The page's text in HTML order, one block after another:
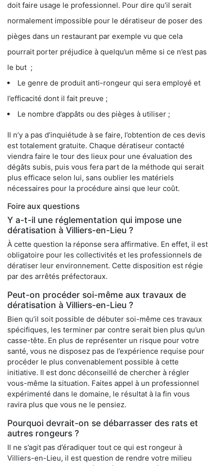
doit faire usage le professionnel. Pour dire qu’il serait
normalement impossible pour le dératiseur de poser des
pièges dans un restaurant par exemple vu que cela
pourrait porter préjudice à quelqu’un même si ce n’est pas
le but ;
Le genre de produit anti-rongeur qui sera employé et
l’efficacité dont il fait preuve ;
Le nombre d’appâts ou des pièges à utiliser ;
Il n’y a pas d’inquiétude à se faire, l’obtention de ces devis
est totalement gratuite. Chaque dératiseur contacté
viendra faire le tour des lieux pour une évaluation des
dégâts subis, puis vous fera part de la méthode qui serait
plus efficace selon lui, sans oublier les matériels
nécessaires pour la procédure ainsi que leur coût.
Foire aux questions
Y a-t-il une réglementation qui impose une
dératisation à Villiers-en-Lieu ?
À cette question la réponse sera affirmative. En effet, il est
obligatoire pour les collectivités et les professionnels de
dératiser leur environnement. Cette disposition est régie
par des arrêtés préfectoraux.
Peut-on procéder soi-même aux travaux de
dératisation à Villiers-en-Lieu ?
Bien qu’il soit possible de débuter soi-même ces travaux
spécifiques, les terminer par contre serait bien plus qu’un
casse-tête. En plus de représenter un risque pour votre
santé, vous ne disposez pas de l’expérience requise pour
procéder le plus convenablement possible à cette
initiative. Il est donc déconseillé de chercher à régler
vous-même la situation. Faites appel à un professionnel
expérimenté dans le domaine, le résultat à la fin vous
ravira plus que vous ne le pensiez.
Pourquoi devrait-on se débarrasser des rats et
autres rongeurs ?
Il ne s’agit pas d’éradiquer tout ce qui est rongeur à
Villiers-en-Lieu, il est question de rendre votre milieu